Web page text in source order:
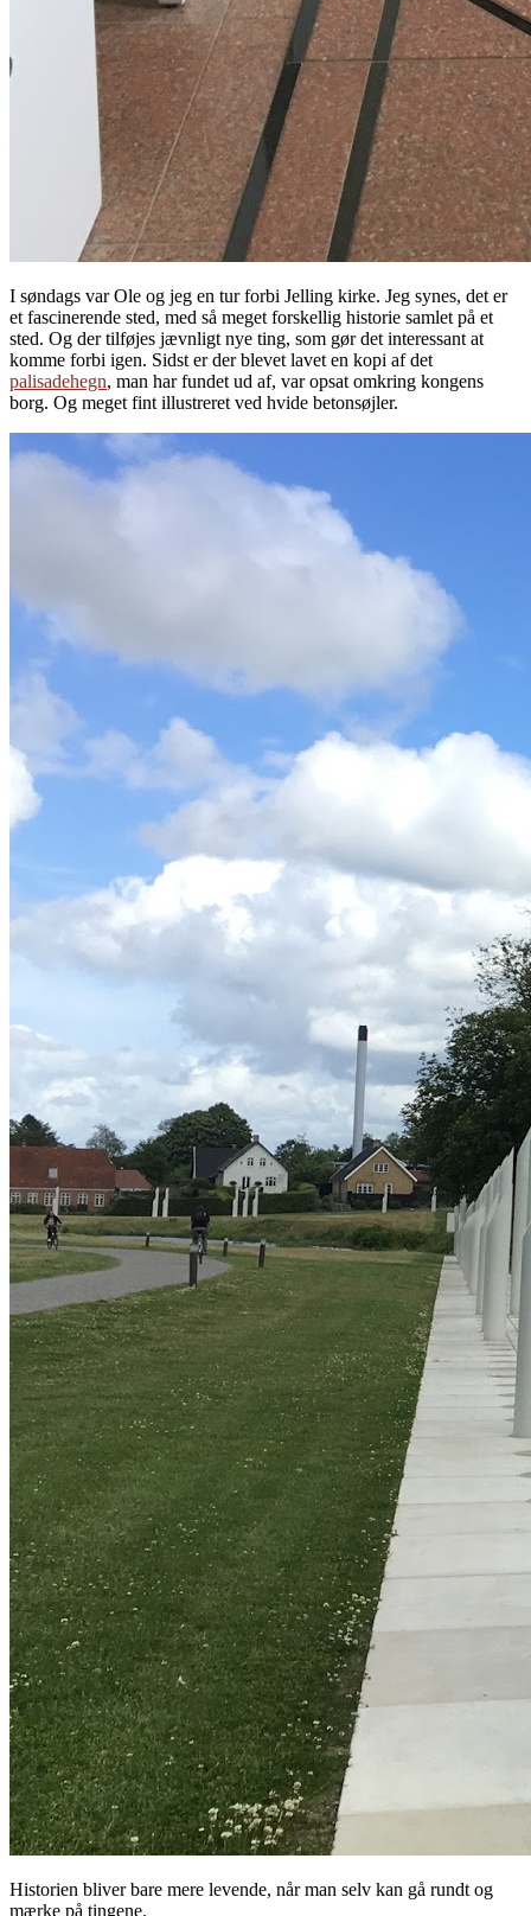
I søndags var Ole og jeg en tur forbi Jelling kirke. Jeg synes, det er
et fascinerende sted, med så meget forskellig historie samlet på et
sted. Og der tilføjes jævnligt nye ting, som gør det interessant at
komme forbi igen. Sidst er der blevet lavet en kopi af det
palisadehegn, man har fundet ud af, var opsat omkring kongens
borg. Og meget fint illustreret ved hvide betonsøjler.
Historien bliver bare mere levende, når man selv kan gå rundt og
mærke på tingene.